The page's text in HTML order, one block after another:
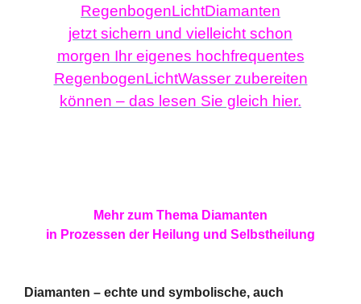
RegenbogenLichtDiamanten
jetzt sichern und vielleicht schon
morgen Ihr eigenes hochfrequentes
RegenbogenLichtWasser zubereiten
können – das lesen Sie gleich hier.
Mehr zum Thema Diamanten
in Prozessen der Heilung und Selbstheilung
Diamanten – echte und symbolische, auch